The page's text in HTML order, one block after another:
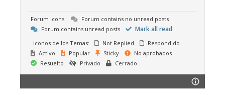
Forum Icons:
Forum contains no unread posts
Forum contains unread posts
Mark all read
Iconos de los Temas: Not Replied
Respondido
Activo
Popular Sticky
No aprobados
Resuelto
Privado Cerrado